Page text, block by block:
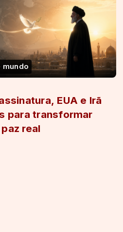
mundo
EUA e Irã
para transformar
real